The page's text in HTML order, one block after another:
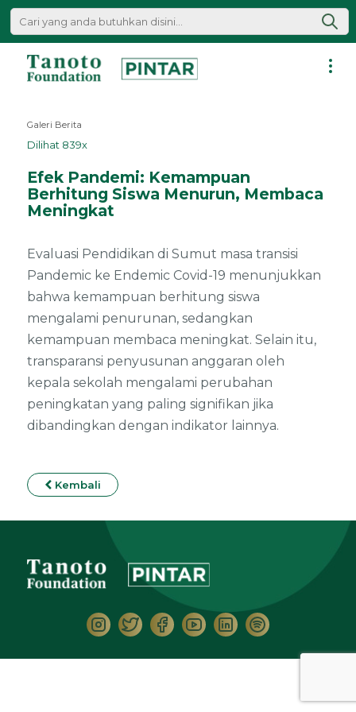
Lewati
|
Tanoto
Galeri Berita
Dilihat 839x
Efek Pandemi: Kemampuan
Berhitung Siswa Menurun, Membaca
Meningkat
Evaluasi Pendidikan di Sumut masa transisi
Pandemic ke Endemic Covid-19 menunjukkan
bahwa kemampuan berhitung siswa
mengalami penurunan, sedangkan
kemampuan membaca meningkat. Selain itu,
transparansi penyusunan anggaran oleh
kepala sekolah mengalami perubahan
peningkatan yang paling signifikan jika
dibandingkan dengan indikator lainnya.
Kembali